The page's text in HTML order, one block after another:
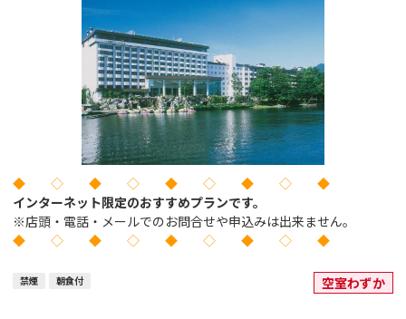
◆ ◇ ◆ ◇ ◆ ◇ ◆ ◇ ◆
インターネット限定のおすすめプランです。
※店頭・電話・メールでのお問合せや申込みは出来ません。
◆ ◇ ◆ ◇ ◆ ◇ ◆ ◇ ◆
禁煙 朝食付 空室わずか